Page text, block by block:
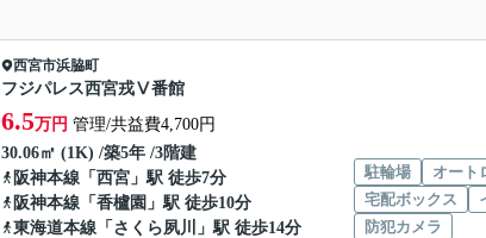
西宮市浜脇町
フジパレス西宮戎Ⅴ番館
6.5万円 管理/共益費4,700円
30.06㎡ (1K) /築5年 /3階建
阪神本線 「 西宮 」駅 徒歩7分
阪神本線 「 香櫨園 」駅 徒歩10分
東海道本線 「 さくら夙川 」駅 徒歩14分
駐輪場 オート
宅配ボックス
防犯カメラ